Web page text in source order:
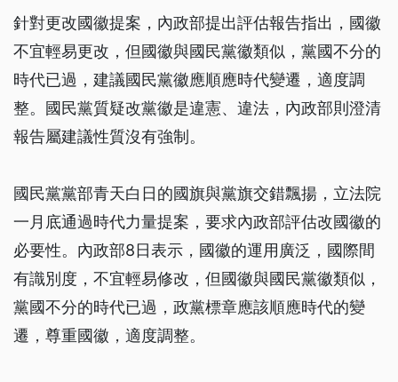
針對更改國徽提案，內政部提出評估報告指出，國徽
不宜輕易更改，但國徽與國民黨徽類似，黨國不分的
時代已過，建議國民黨徽應順應時代變遷，適度調
整。國民黨質疑改黨徽是違憲、違法，內政部則澄清
報告屬建議性質沒有強制。
國民黨黨部青天白日的國旗與黨旗交錯飄揚，立法院
一月底通過時代力量提案，要求內政部評估改國徽的
必要性。內政部8日表示，國徽的運用廣泛，國際間
有識別度，不宜輕易修改，但國徽與國民黨徽類似，
黨國不分的時代已過，政黨標章應該順應時代的變
遷，尊重國徽，適度調整。